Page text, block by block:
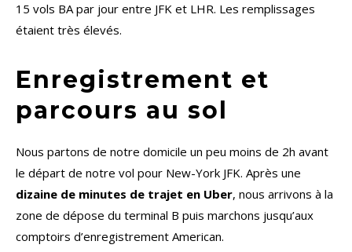
15 vols BA par jour entre JFK et LHR. Les remplissages
étaient très élevés.
Enregistrement et
parcours au sol
Nous partons de notre domicile un peu moins de 2h avant
le départ de notre vol pour New-York JFK. Après une
dizaine de minutes de trajet en Uber, nous arrivons à la
zone de dépose du terminal B puis marchons jusqu’aux
comptoirs d’enregistrement American.